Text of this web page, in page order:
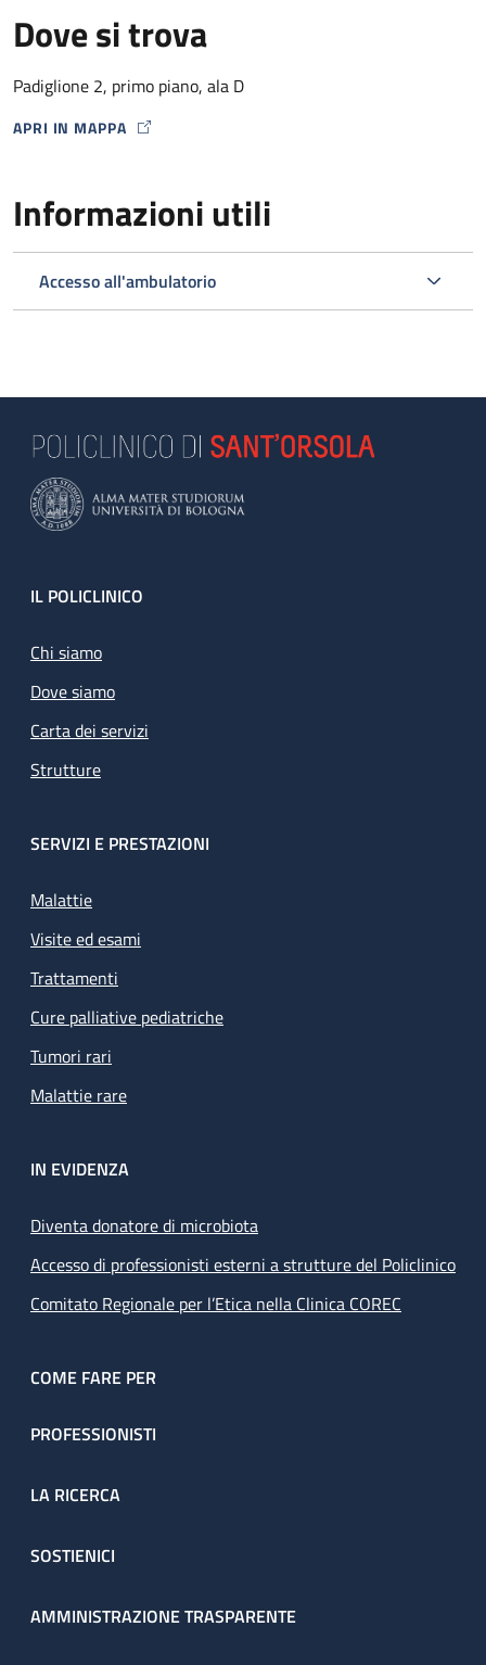
Dove si trova
Padiglione 2, primo piano, ala D
APRI IN MAPPA
MAP ICON
Informazioni utili
Accesso all'ambulatorio
Footer
IL POLICLINICO
Chi siamo
Dove siamo
Carta dei servizi
Strutture
SERVIZI E PRESTAZIONI
Malattie
Visite ed esami
Trattamenti
Cure palliative pediatriche
Tumori rari
Malattie rare
IN EVIDENZA
Diventa donatore di microbiota
Accesso di professionisti esterni a strutture del Policlinico
Comitato Regionale per l’Etica nella Clinica COREC
COME FARE PER
PROFESSIONISTI
LA RICERCA
SOSTIENICI
AMMINISTRAZIONE TRASPARENTE